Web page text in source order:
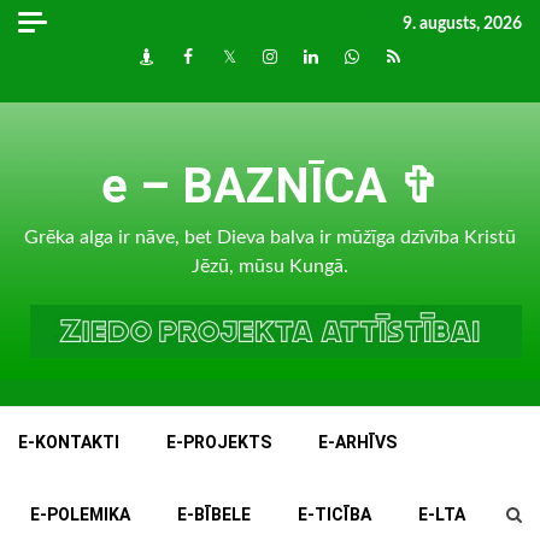
Skip
9. augusts, 2026
DraugiemFacebook
TwitterInstagram
LinkedInwhatsapp
RSS
e – BAZNĪCA ✞
Grēka alga ir nāve, bet Dieva balva ir mūžīga dzīvība Kristū
Jēzū, mūsu Kungā.
E-KONTAKTI E-PROJEKTS E-ARHĪVS
E-POLEMIKA E-BĪBELE E-TICĪBA E-LTA